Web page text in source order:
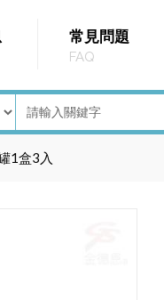
常見問題
FAQ
1盒3入